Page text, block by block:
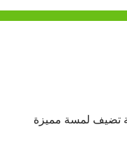
تضيف لمسة مميزة